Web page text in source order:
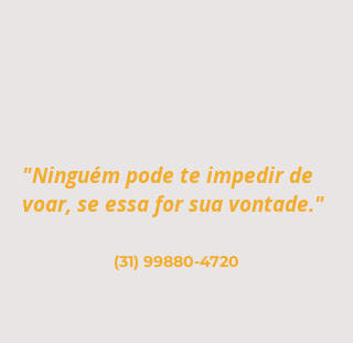
"Ninguém pode te impedir de
voar, se essa for sua vontade."
(31) 99880-4720